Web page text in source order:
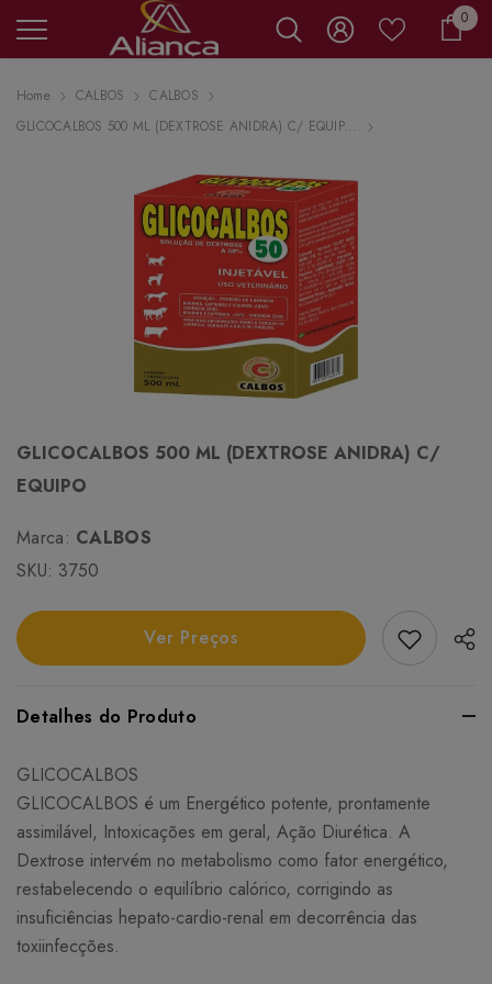
00
Home CALBOS
CALBOS
GLICOCALBOS 500 ML (DEXTROSE ANIDRA) C/ EQUIP...
GLICOCALBOS 500 ML (DEXTROSE ANIDRA) C/
EQUIPO
Marca: CALBOS
SKU: 3750
Ver Preços Add
Detalhes do Produto
GLICOCALBOS
GLICOCALBOS é um Energético potente, prontamente
assimilável, Intoxicações em geral, Ação Diurética. A
Dextrose intervém no metabolismo como fator energético,
restabelecendo o equilíbrio calórico, corrigindo as
insuficiências hepato-cardio-renal em decorrência das
toxiinfecções.